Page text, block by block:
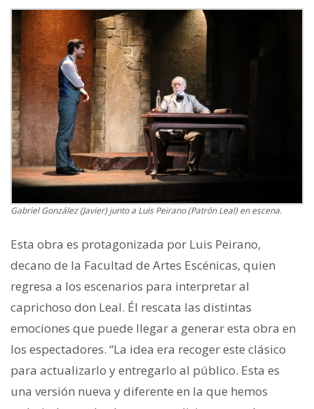
Gabriel González (Javier) junto a Luis Peirano (Patrón Leal) en escena.
Esta obra es protagonizada por Luis Peirano,
decano de la Facultad de Artes Escénicas, quien
regresa a los escenarios para interpretar al
caprichoso don Leal. Él rescata las distintas
emociones que puede llegar a generar esta obra en
los espectadores. “La idea era recoger este clásico
para actualizarlo y entregarlo al público. Esta es
una versión nueva y diferente en la que hemos